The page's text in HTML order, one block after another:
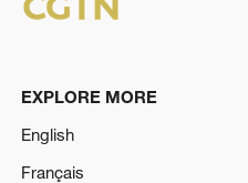
EXPLORE MORE
English
Français